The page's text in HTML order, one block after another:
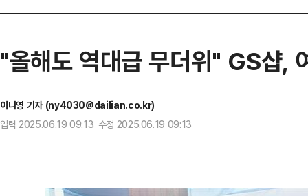
"올해도 역대급 무더위" GS샵,
이나영 기자 (ny4030@dailian.co.kr)
입력 2025.06.19 09:13 수정 2025.06.19 09:13